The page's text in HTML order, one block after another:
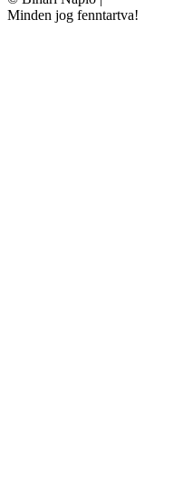
Minden jog fenntartva!